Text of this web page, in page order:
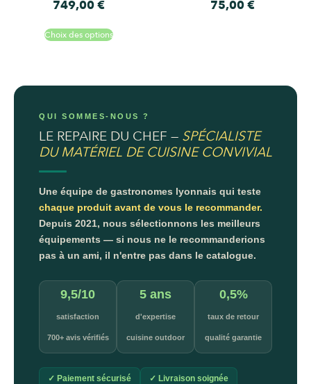
749,00€
Choix des options
75,00€
QUI SOMMES-NOUS ?
LE REPAIRE DU CHEF — SPÉCIALISTE
DU MATÉRIEL DE CUISINE CONVIVIAL
Une équipe de gastronomes lyonnais qui teste
chaque produit avant de vous le recommander.
Depuis 2021, nous sélectionnons les meilleurs
équipements — si nous ne le recommanderions
pas à un ami, il n'entre pas dans le catalogue.
9,5/10
satisfaction
700+ avis vérifiés
5 ans
d'expertise
cuisine outdoor
0,5%
taux de retour
qualité garantie
✓ Paiement sécurisé ✓ Livraison soignée